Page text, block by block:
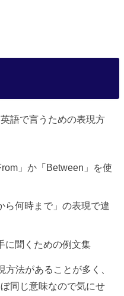
語で言うための表現方
」か「Between」を使
ら何時まで」の表現で違
に聞くための例文集
法があることが多く、
同じ意味なので気にせ